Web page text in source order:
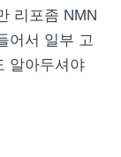
리포좀 NMN
어서 일부 고
알아두셔야